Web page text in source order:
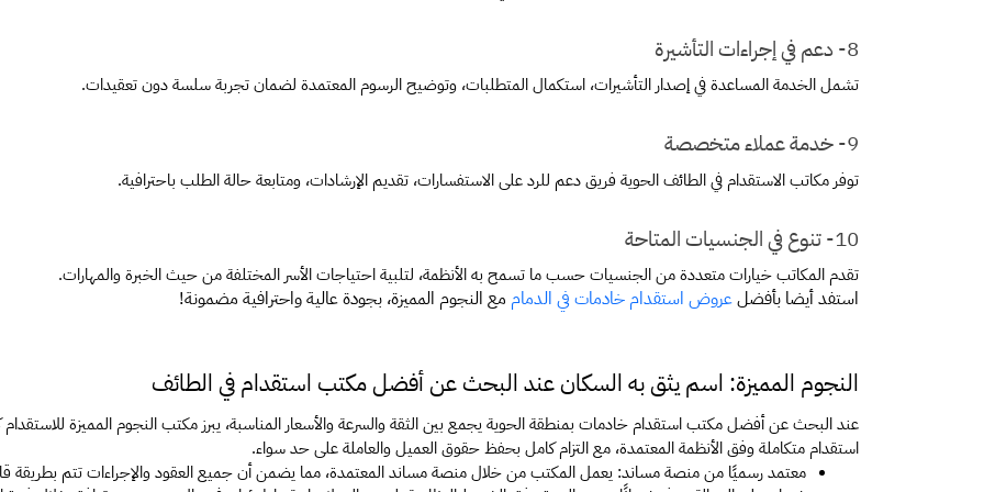
8- دعم في إجراءات التأشيرة
تشمل الخدمة المساعدة في إصدار التأشيرات، استكمال المتطلبات، وتوضيح الرسوم المعتمدة لضمان تجربة سلسة دون تعقيدات.
9- خدمة عملاء متخصصة
توفر مكاتب الاستقدام في الطائف الحوية فريق دعم للرد على الاستفسارات، تقديم الإرشادات، ومتابعة حالة الطلب باحترافية.
10- تنوع في الجنسيات المتاحة
تقدم المكاتب خيارات متعددة من الجنسيات حسب ما تسمح به الأنظمة، لتلبية احتياجات الأسر المختلفة من حيث الخبرة والمهارات.
استفد أيضا بأفضل عروض استقدام خادمات في الدمام مع النجوم المميزة، بجودة عالية واحترافية مضمونة!
النجوم المميزة: اسم يثق به السكان عند البحث عن أفضل مكتب استقدام في الطائف
استقدام متكاملة وفق الأنظمة المعتمدة، مع التزام كامل بحفظ حقوق العميل والعاملة على حد سواء.
معتمد رسميًا من منصة مساند: يعمل المكتب من خلال منصة مساند المعتمدة، مما يضمن أن جميع العقود والإجراءات تتم بطريقة